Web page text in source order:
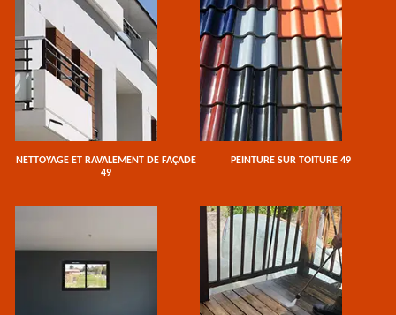
NETTOYAGE ET RAVALEMENT DE FAÇADE
49
PEINTURE SUR TOITURE 49